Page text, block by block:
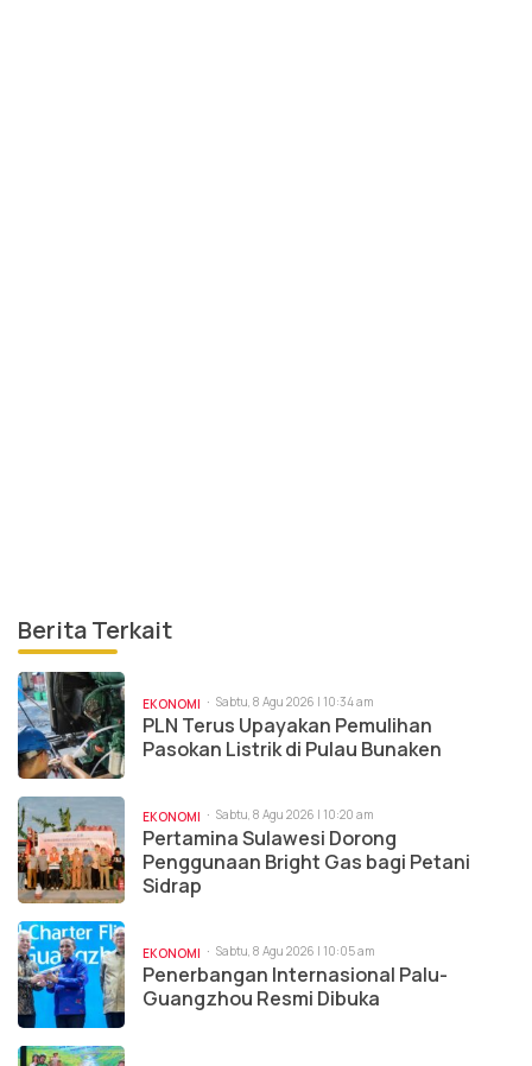
Berita Terkait
EKONOMI Sabtu, 8 Agu 2026 | 10:34 am
PLN Terus Upayakan Pemulihan
Pasokan Listrik di Pulau Bunaken
EKONOMI Sabtu, 8 Agu 2026 | 10:20 am
Pertamina Sulawesi Dorong
Penggunaan Bright Gas bagi Petani
Sidrap
EKONOMI Sabtu, 8 Agu 2026 | 10:05 am
Penerbangan Internasional Palu-
Guangzhou Resmi Dibuka